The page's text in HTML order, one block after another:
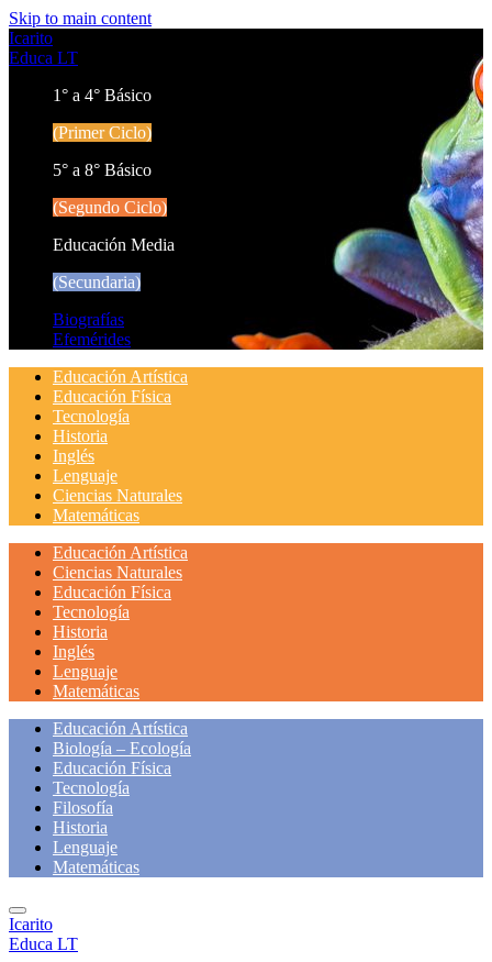
Skip to main content
Icarito
Educa LT
1° a 4° Básico
(Primer Ciclo)
5° a 8° Básico
(Segundo Ciclo)
Educación Media
(Secundaria)
Biografías
Efemérides
Educación Artística
Educación Física
Tecnología
Historia
Inglés
Lenguaje
Ciencias Naturales
Matemáticas
Educación Artística
Ciencias Naturales
Educación Física
Tecnología
Historia
Inglés
Lenguaje
Matemáticas
Educación Artística
Biología – Ecología
Educación Física
Tecnología
Filosofía
Historia
Lenguaje
Matemáticas
Icarito
Educa LT